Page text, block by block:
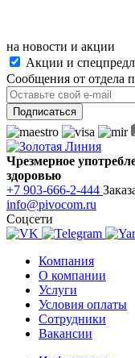
на новости и акции
Акции и
Сообщения от отдела
Чрезмерное
здоровью
+7 903-666-2-444
info@pivocom.ru
Соцсети
Компания
О компании
Услуги
Условия оплаты
Сотрудники
Вакансии